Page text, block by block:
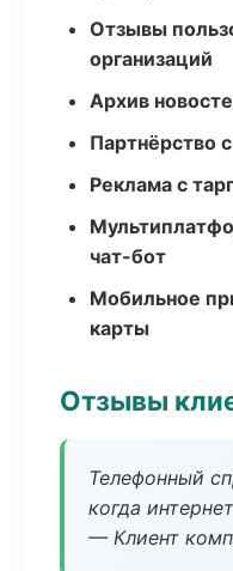
Отзывы
организаций
Архив
Партнёрство
Реклама с
чат-бот
Мобильное
карты
Отзывы
Телефонный
когда
— Клиент